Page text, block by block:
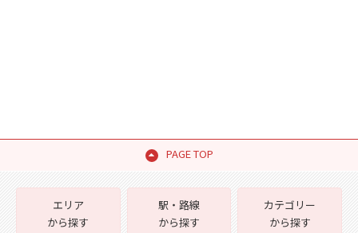
PAGE TOP
エリア
から探す
駅・路線
から探す
カテゴリー
から探す